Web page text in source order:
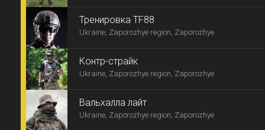
Тренировка TF88
Ukraine, Zaporozhye region, Zaporozhye
Контр-страйк
Ukraine, Zaporozhye region, Zaporozhye
Вальхалла лайт
Ukraine, Zaporozhye region, Zaporozhye